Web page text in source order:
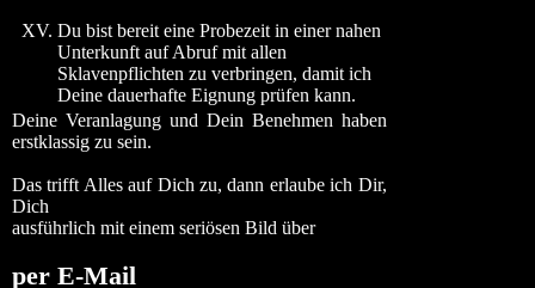
XV. Du bist bereit eine Probezeit in einer nahen
Unterkunft auf Abruf mit allen
Sklavenpflichten zu verbringen, damit ich
Deine dauerhafte Eignung prüfen kann.
Deine Veranlagung und Dein Benehmen haben
erstklassig zu sein.
Das trifft Alles auf Dich zu, dann erlaube ich Dir,
Dich
ausführlich mit einem seriösen Bild über
per E-Mail